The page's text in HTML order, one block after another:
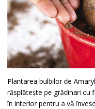
Plantarea bulbilor de
răsplătește pe grădinari cu
în interior pentru a vă